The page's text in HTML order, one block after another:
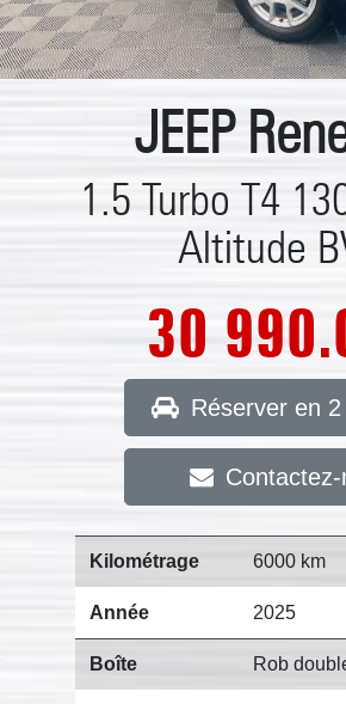
JEEP
1.5 Turbo T4
Altitude
30
Réserver en
Kilométrage 6000 km
Année 2025
Boîte Rob